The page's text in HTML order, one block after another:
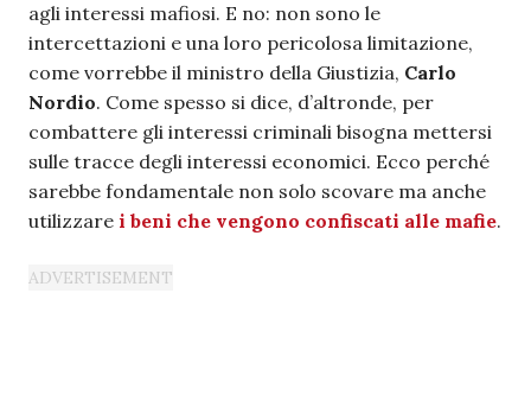
agli interessi mafiosi. E no: non sono le
intercettazioni e una loro pericolosa limitazione,
come vorrebbe il ministro della Giustizia, Carlo
Nordio. Come spesso si dice, d’altronde, per
combattere gli interessi criminali bisogna mettersi
sulle tracce degli interessi economici. Ecco perché
sarebbe fondamentale non solo scovare ma anche
utilizzare i beni che vengono confiscati alle mafie.